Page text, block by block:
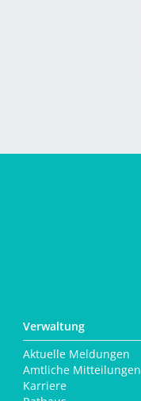
Verwaltung
Aktuelle Meldungen
Amtliche Mitteilungen
Karriere